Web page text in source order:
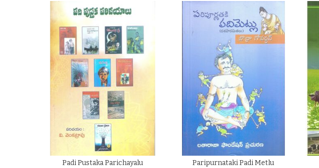
Padi Pustaka Parichayalu Paripurnataki Padi Metlu